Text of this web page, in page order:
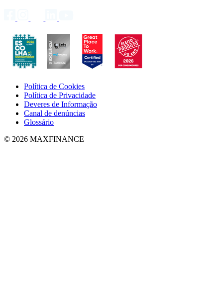
Política de Cookies
Política de Privacidade
Deveres de Informação
Canal de denúncias
Glossário
© 2026 MAXFINANCE